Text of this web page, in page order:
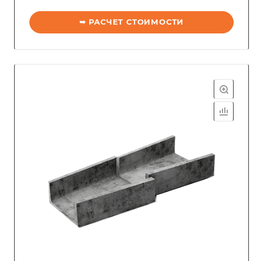
➥ РАСЧЕТ СТОИМОСТИ